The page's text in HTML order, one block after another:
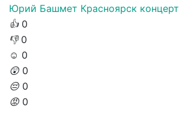
Юрий Башмет Красноярск концерт
👍 0
👎 0
☺️ 0
😲 0
😔 0
😡 0